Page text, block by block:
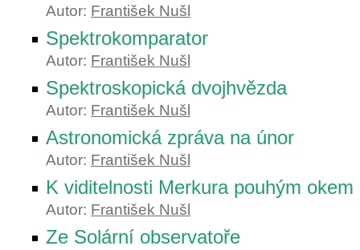
Autor: František Nušl
Spektrokomparator
Autor: František Nušl
Spektroskopická dvojhvězda
Autor: František Nušl
Astronomická zpráva na únor
Autor: František Nušl
K viditelnosti Merkura pouhým okem
Autor: František Nušl
Ze Solární observatoře